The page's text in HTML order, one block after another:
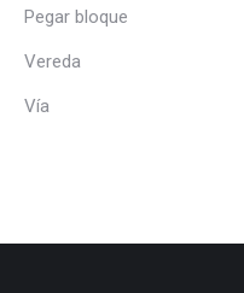
Pegar bloque
Vereda
Vía